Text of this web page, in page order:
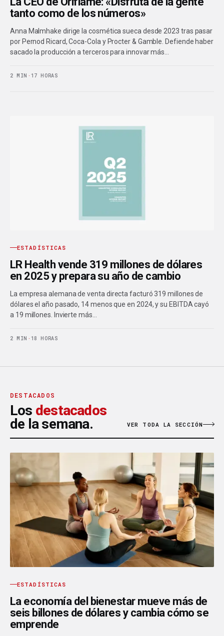
tanto como de los números»
Anna Malmhake dirige la cosmética sueca desde 2023 tras pasar
por Pernod Ricard, Coca-Cola y Procter & Gamble. Defiende haber
sacado la producción a terceros para innovar más…
2 MIN · 17 HORAS
ESTADÍSTICAS
LR Health vende 319 millones de dólares
en 2025 y prepara su año de cambio
La empresa alemana de venta directa facturó 319 millones de
dólares el año pasado, 14 menos que en 2024, y su EBITDA cayó
a 19 millones. Invierte más…
2 MIN · 18 HORAS
DESTACADOS
Los destacados
de la semana.
VER TODA LA SECCIÓN
ESTADÍSTICAS
La economía del bienestar mueve más de
seis billones de dólares y cambia cómo se
emprende